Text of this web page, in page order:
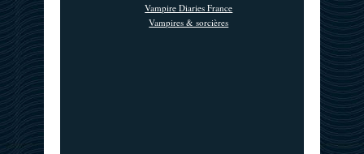
Vampire Diaries France
Vampires & sorcières